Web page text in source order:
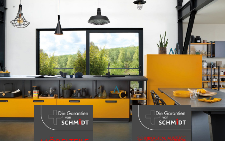
Projekte
Kontakt